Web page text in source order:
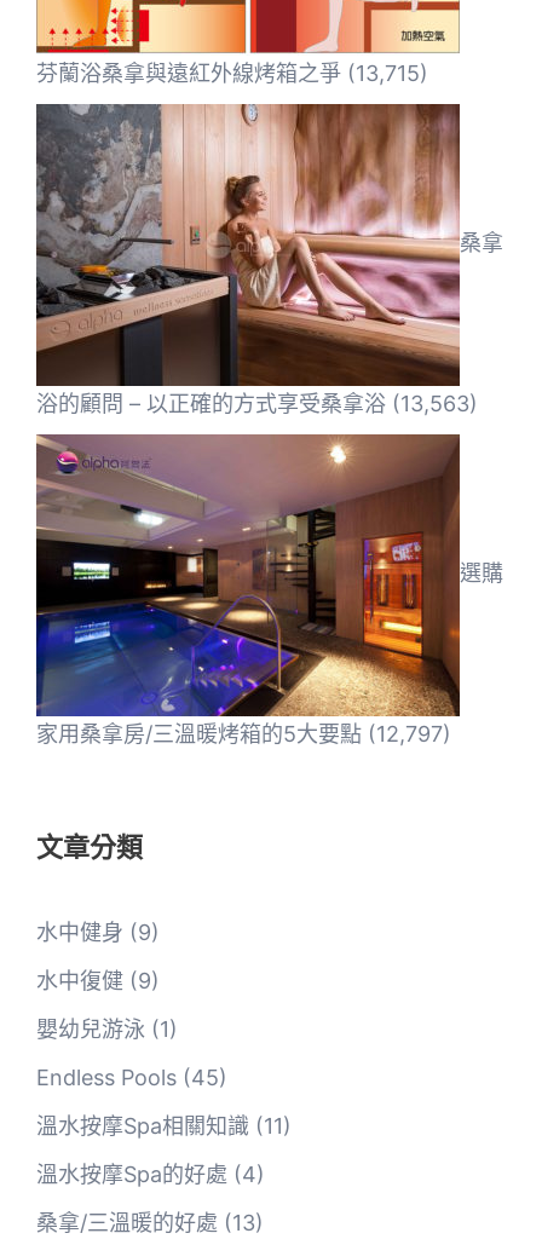
芬蘭浴桑拿與遠紅外線烤箱之爭 (13,715)
桑拿
浴的顧問 – 以正確的方式享受桑拿浴 (13,563)
選購
家用桑拿房/三溫暖烤箱的5大要點 (12,797)
文章分類
水中健身 (9)
水中復健 (9)
嬰幼兒游泳 (1)
Endless Pools (45)
溫水按摩Spa相關知識 (11)
溫水按摩Spa的好處 (4)
桑拿/三溫暖的好處 (13)